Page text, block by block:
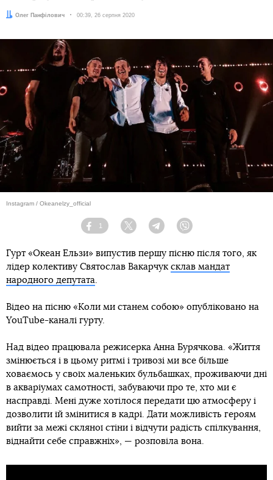
Автор:
Олег Панфілович Дата:
00:39, 26 серпня 2020
Instagram / Okeanelzy_official
Facebook
1
Twitter TelegramViber
Гурт «Океан Ельзи» випустив першу пісню після того, як
лідер колективу Святослав Вакарчук склав мандат
народного депутата
Відео на пісню «Коли ми станем собою» опубліковано на
YouTube-каналі гурту.
Над відео працювала режисерка Анна Бурячкова. «Життя
змінюється і в цьому ритмі і тривозі ми все більше
ховаємось у своїх маленьких бульбашках, проживаючи дні
в акваріумах самотності, забуваючи про те, хто ми є
насправді. Мені дуже хотілося передати цю атмосферу і
дозволити їй змінитися в кадрі. Дати можливість героям
вийти за межі скляної стіни і відчути радість спілкування,
віднайти себе справжніх», — розповіла вона.